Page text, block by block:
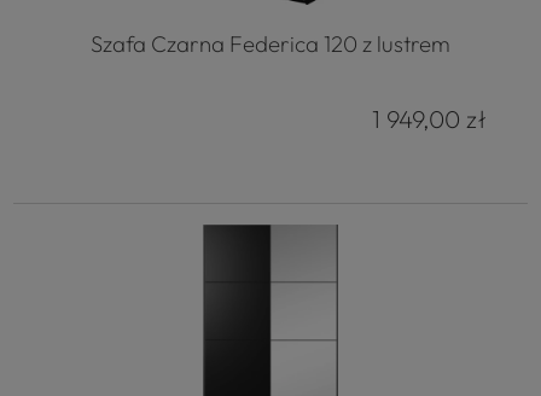
Szafa Czarna Federica 120 z lustrem
1 949,00 zł